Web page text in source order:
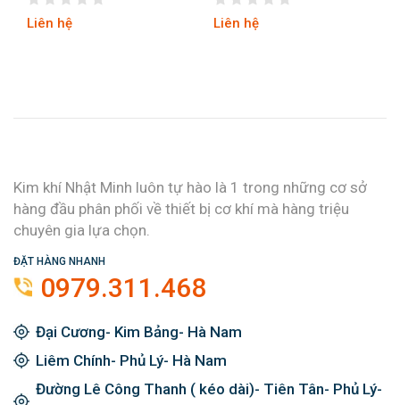
Liên hệ Liên hệ
Kim khí Nhật Minh luôn tự hào là 1 trong những cơ sở
hàng đầu phân phối về thiết bị cơ khí mà hàng triệu
chuyên gia lựa chọn.